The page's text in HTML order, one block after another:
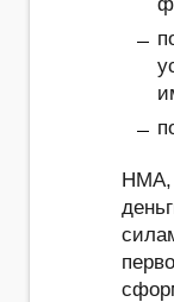
НМА,